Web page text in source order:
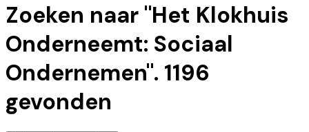
Zoeken naar "Het Klokhuis
Onderneemt: Sociaal
Ondernemen". 1196
gevonden